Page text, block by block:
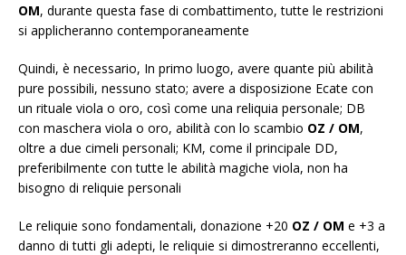
OM, durante questa fase di combattimento, tutte le restrizioni
si applicheranno contemporaneamente
Quindi, è necessario, In primo luogo, avere quante più abilità
pure possibili, nessuno stato; avere a disposizione Ecate con
un rituale viola o oro, così come una reliquia personale; DB
con maschera viola o oro, abilità con lo scambio OZ / OM,
oltre a due cimeli personali; KM, come il principale DD,
preferibilmente con tutte le abilità magiche viola, non ha
bisogno di reliquie personali
Le reliquie sono fondamentali, donazione +20 OZ / OM e +3 a
danno di tutti gli adepti, le reliquie si dimostreranno eccellenti,